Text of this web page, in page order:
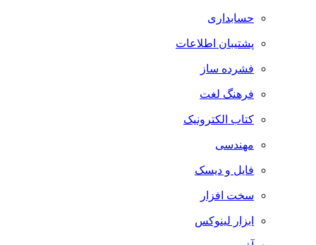
حسابداری
پشتیبان اطلاعات
فشرده ساز
فرهنگ لغت
کتاب الکترونیک
مهندسی
فایل و دیسک
سخت افزار
ابزار لینوکس